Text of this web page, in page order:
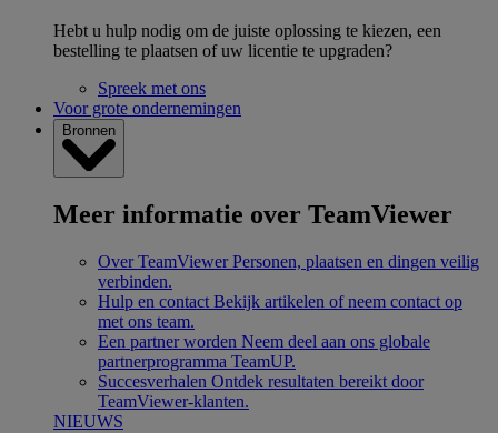
Hebt u hulp nodig om de juiste oplossing te kiezen, een
bestelling te plaatsen of uw licentie te upgraden?
Spreek met ons
Voor grote ondernemingen
Bronnen
Meer informatie over TeamViewer
Over TeamViewer Personen, plaatsen en dingen veilig
verbinden.
Hulp en contact Bekijk artikelen of neem contact op
met ons team.
Een partner worden Neem deel aan ons globale
partnerprogramma TeamUP.
Succesverhalen Ontdek resultaten bereikt door
TeamViewer-klanten.
NIEUWS